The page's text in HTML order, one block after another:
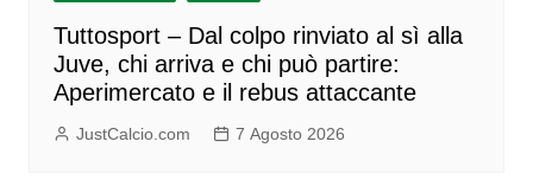
Tuttosport – Dal colpo rinviato al sì alla
Juve, chi arriva e chi può partire:
Aperimercato e il rebus attaccante
JustCalcio.com 7 Agosto 2026